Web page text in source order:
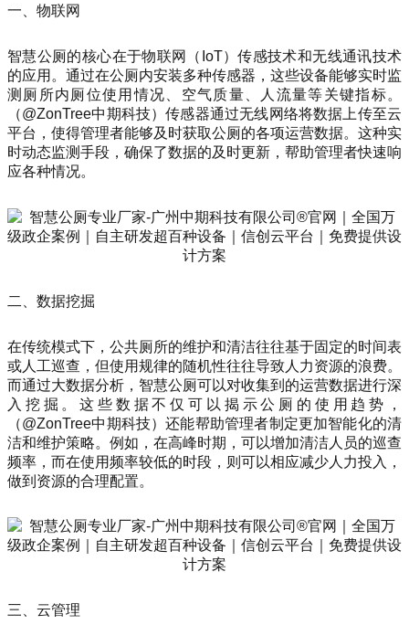
一、物联网
智慧公厕的核心在于物联网（IoT）传感技术和无线通讯技术
的应用。通过在公厕内安装多种传感器，这些设备能够实时监
测厕所内厕位使用情况、空气质量、人流量等关键指标。
（@ZonTree中期科技）传感器通过无线网络将数据上传至云
平台，使得管理者能够及时获取公厕的各项运营数据。这种实
时动态监测手段，确保了数据的及时更新，帮助管理者快速响
应各种情况。
二、数据挖掘
在传统模式下，公共厕所的维护和清洁往往基于固定的时间表
或人工巡查，但使用规律的随机性往往导致人力资源的浪费。
而通过大数据分析，智慧公厕可以对收集到的运营数据进行深
入挖掘。这些数据不仅可以揭示公厕的使用趋势，
（@ZonTree中期科技）还能帮助管理者制定更加智能化的清
洁和维护策略。例如，在高峰时期，可以增加清洁人员的巡查
频率，而在使用频率较低的时段，则可以相应减少人力投入，
做到资源的合理配置。
三、云管理